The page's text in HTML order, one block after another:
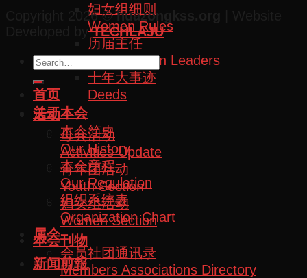
妇女组细则
Women Rules
历届主任
Past Women Leaders
十年大事迹
Deeds
活动
母会活动
Activities Update
青年团活动
Youth Section
妇女组活动
Women Section
本会刊物
新闻剪報
Copyright 2026 ©huazongkss.org
Developed byTECHLAJU
首页
关于本会
本会简史
Our History
本会章程
Our Regulation
组织系统表
Organization Chart
属会
会员社团通讯录
Members Associations Directory